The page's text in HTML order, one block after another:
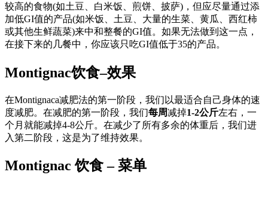
较高的食物(如土豆、白米饭、煎饼、披萨)，但应尽量通过添
加低GI值的产品(如米饭、土豆、大量的生菜、黄瓜、西红柿
或其他生鲜蔬菜)来中和整餐的GI值。如果无法做到这一点，
在接下来的几餐中，你应该只吃GI值低于35的产品。
Montignac饮食–效果
在Montignaca减肥法的第一阶段，我们以最适合自己身体的速
度减肥。在减肥的第一阶段，我们每周减掉1-2公斤左右，一
个月就能减掉4-8公斤。在减少了所有多余的体重后，我们进
入第二阶段，这是为了维持效果。
Montignac 饮食 – 菜单